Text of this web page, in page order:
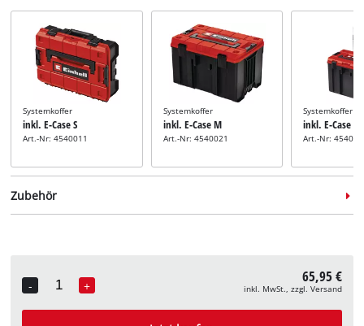
Systemkoffer
inkl. E-Case S
Art.-Nr: 4540011
Systemkoffer
inkl. E-Case M
Art.-Nr: 4540021
Systemkoffer
inkl. E-Case L
Art.-Nr:
Zubehör
-
Quantity
+ 65,95 €
inkl. MwSt., zzgl. Versand